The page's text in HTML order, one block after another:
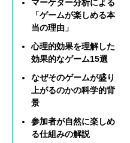
マーケター分析による
「ゲームが楽しめる本
当の理由」
心理的効果を理解した
効果的なゲーム15選
なぜそのゲームが盛り
上がるのかの科学的背
景
参加者が自然に楽しめ
る仕組みの解説